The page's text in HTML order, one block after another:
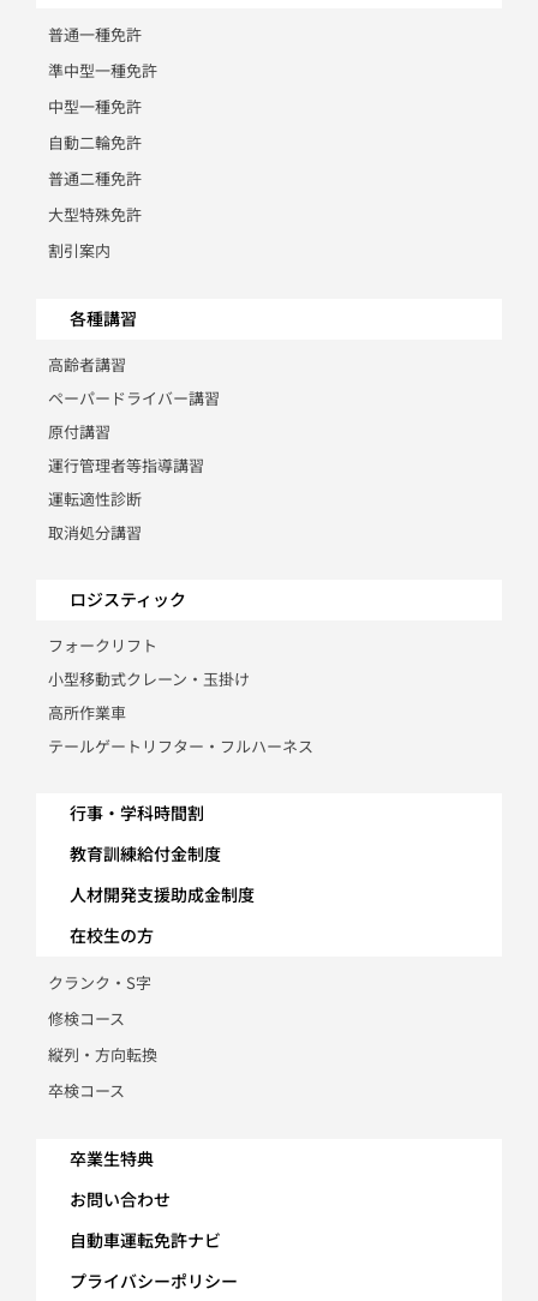
普通一種免許
準中型一種免許
中型一種免許
自動二輪免許
普通二種免許
大型特殊免許
割引案内
各種講習
高齢者講習
ペーパードライバー講習
原付講習
運行管理者等指導講習
運転適性診断
取消処分講習
ロジスティック
フォークリフト
小型移動式クレーン・玉掛け
高所作業車
テールゲートリフター・フルハーネス
行事・学科時間割
教育訓練給付金制度
人材開発支援助成金制度
在校生の方
クランク・S字
修検コース
縦列・方向転換
卒検コース
卒業生特典
お問い合わせ
自動車運転免許ナビ
プライバシーポリシー